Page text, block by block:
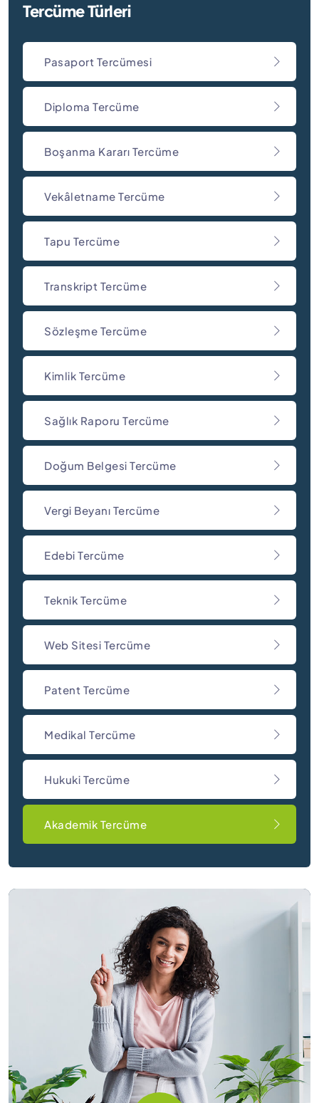
Tercüme Türleri
Pasaport Tercümesi
Diploma Tercüme
Boşanma Kararı Tercüme
Vekâletname Tercüme
Tapu Tercüme
Transkript Tercüme
Sözleşme Tercüme
Kimlik Tercüme
Sağlık Raporu Tercüme
Doğum Belgesi Tercüme
Vergi Beyanı Tercüme
Edebi Tercüme
Teknik Tercüme
Web Sitesi Tercüme
Patent Tercüme
Medikal Tercüme
Hukuki Tercüme
Akademik Tercüme